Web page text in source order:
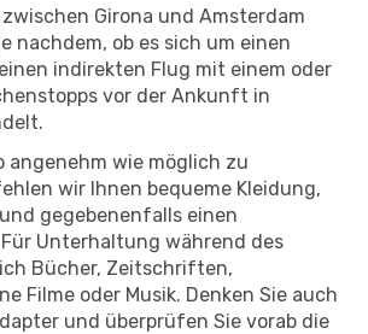
Girona und Amsterdam
nachdem, ob es sich um einen
indirekten Flug mit einem oder
vor der Ankunft in
angenehm wie möglich zu
wir Ihnen bequeme Kleidung,
gegebenenfalls einen
Unterhaltung während des
Bücher, Zeitschriften,
Filme oder Musik. Denken Sie auch
und überprüfen Sie vorab die